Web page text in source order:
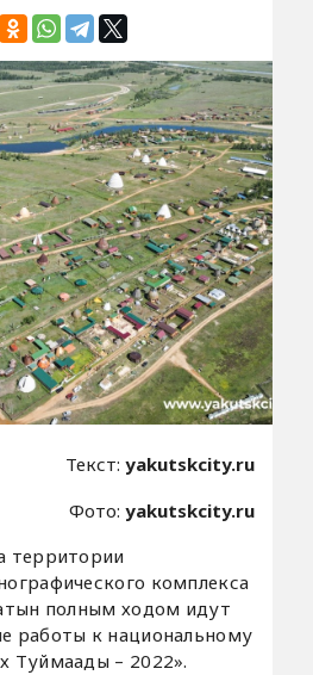
Текст:yakutskcity.ru
Фото:yakutskcity.ru
территории
комплекса
полным ходом идут
работы к национальному
Туймаады – 2022».